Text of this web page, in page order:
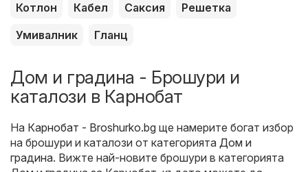
Котлон
Кабел Саксия
Решетка
Умивалник
Гланц
Дом и градина - Брошури и
каталози в Карнобат
На Карнобат - Broshurko.bg ще намерите богат избор
на брошури и каталози от категорията Дом и
градина. Вижте най-новите брошури в категорията